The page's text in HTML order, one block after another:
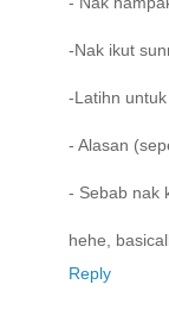
-Nak ikut
-Latihn
- Alasan
- Sebab nak
hehe,
Reply